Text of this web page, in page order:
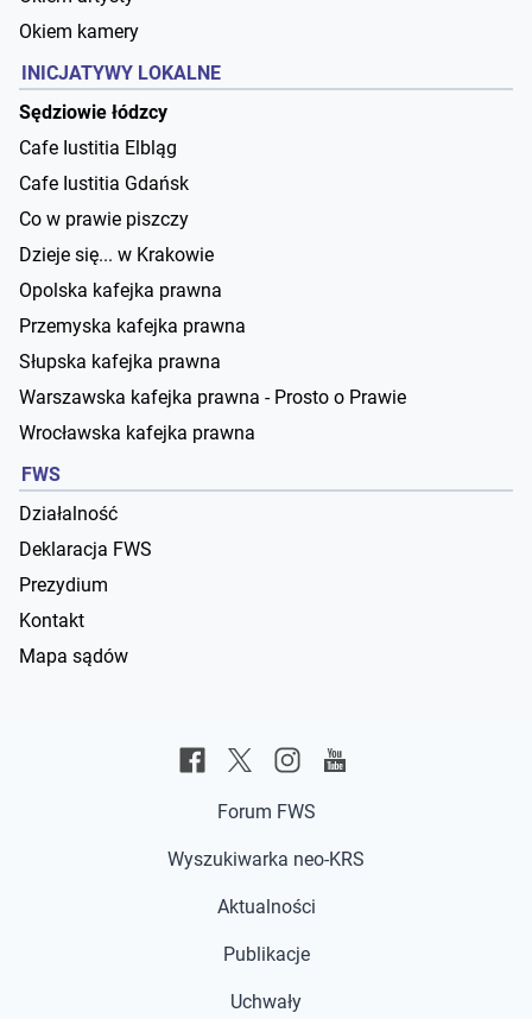
Okiem kamery
INICJATYWY LOKALNE
Sędziowie łódzcy
Cafe Iustitia Elbląg
Cafe Iustitia Gdańsk
Co w prawie piszczy
Dzieje się... w Krakowie
Opolska kafejka prawna
Przemyska kafejka prawna
Słupska kafejka prawna
Warszawska kafejka prawna - Prosto o Prawie
Wrocławska kafejka prawna
FWS
Działalność
Deklaracja FWS
Prezydium
Kontakt
Mapa sądów
Forum FWS
Wyszukiwarka neo-KRS
Aktualności
Publikacje
Uchwały